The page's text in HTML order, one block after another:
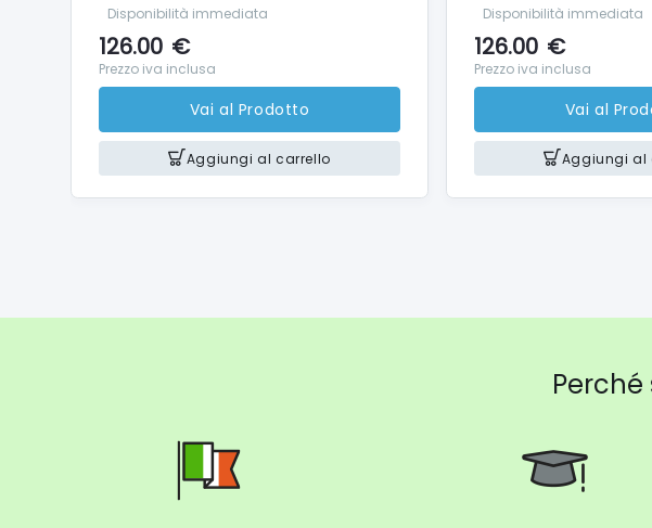
Disponibilità immediata
126.00 €
Prezzo iva inclusa
Vai al Prodotto
Aggiungi al carrello
Disponibilità immediata
126.00 €
Prezzo iva inclusa
Vai al
Aggiungi al